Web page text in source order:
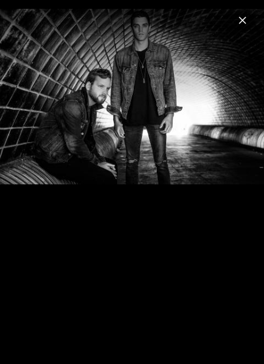
Menu
Beech
Home News Musik Videos Fotos Biografie
Beech Pressebilder 2013